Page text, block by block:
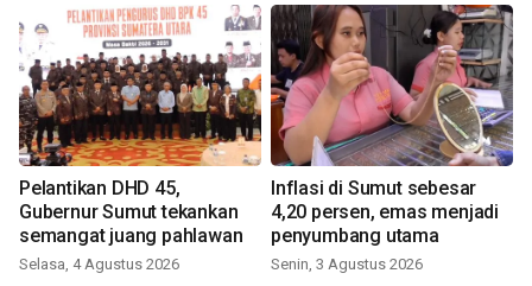
Pelantikan DHD 45,
Gubernur Sumut tekankan
semangat juang pahlawan
Selasa, 4 Agustus 2026
Inflasi di Sumut sebesar
4,20 persen, emas menjadi
penyumbang utama
Senin, 3 Agustus 2026